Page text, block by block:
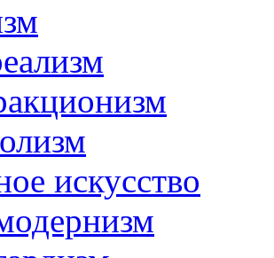
искусство